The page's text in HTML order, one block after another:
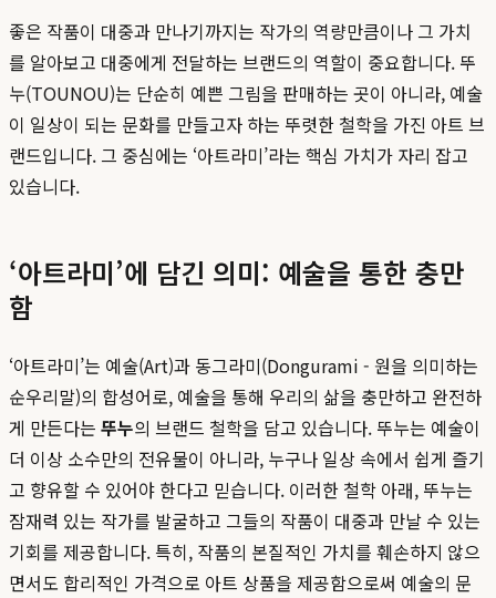
좋은 작품이 대중과 만나기까지는 작가의 역량만큼이나 그 가치
를 알아보고 대중에게 전달하는 브랜드의 역할이 중요합니다. 뚜
누(TOUNOU)는 단순히 예쁜 그림을 판매하는 곳이 아니라, 예술
이 일상이 되는 문화를 만들고자 하는 뚜렷한 철학을 가진 아트 브
랜드입니다. 그 중심에는 ‘아트라미’라는 핵심 가치가 자리 잡고
있습니다.
‘아트라미’에 담긴 의미: 예술을 통한 충만
함
‘아트라미’는 예술(Art)과 동그라미(Dongurami - 원을 의미하는
순우리말)의 합성어로, 예술을 통해 우리의 삶을 충만하고 완전하
게 만든다는 뚜누의 브랜드 철학을 담고 있습니다. 뚜누는 예술이
더 이상 소수만의 전유물이 아니라, 누구나 일상 속에서 쉽게 즐기
고 향유할 수 있어야 한다고 믿습니다. 이러한 철학 아래, 뚜누는
잠재력 있는 작가를 발굴하고 그들의 작품이 대중과 만날 수 있는
기회를 제공합니다. 특히, 작품의 본질적인 가치를 훼손하지 않으
면서도 합리적인 가격으로 아트 상품을 제공함으로써 예술의 문